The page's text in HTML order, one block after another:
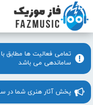
تمامی فعالیت ها مطابق
ساماندهی می باشد
پخش آثار هنری شما در